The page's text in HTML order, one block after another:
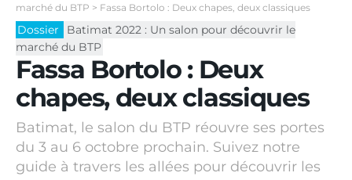
marché du BTP > Fassa Bortolo : Deux chapes, deux classiques
Dossier
Batimat 2022 : Un salon pour découvrir le
marché du BTP
Fassa Bortolo : Deux
chapes, deux classiques
Batimat, le salon du BTP réouvre ses portes
du 3 au 6 octobre prochain. Suivez notre
guide à travers les allées pour découvrir les